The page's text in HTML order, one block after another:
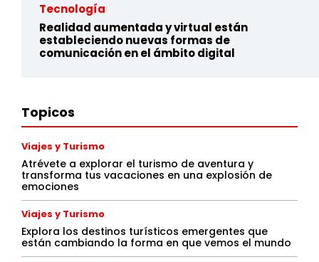
Tecnología
Realidad aumentada y virtual están
estableciendo nuevas formas de
comunicación en el ámbito digital
Topicos
Viajes y Turismo
Atrévete a explorar el turismo de aventura y
transforma tus vacaciones en una explosión de
emociones
Viajes y Turismo
Explora los destinos turísticos emergentes que
están cambiando la forma en que vemos el mundo